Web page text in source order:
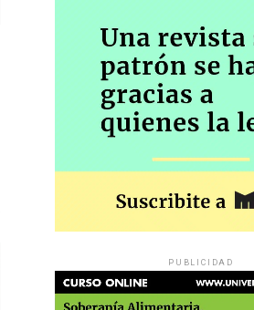
PUBLICIDAD